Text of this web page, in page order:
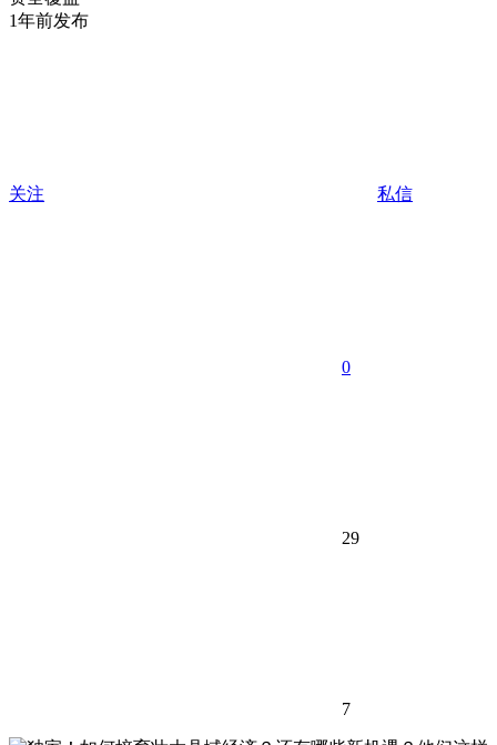
1年前发布
关注 私信
0
29
7